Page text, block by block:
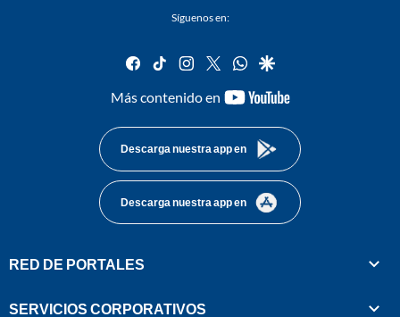
Síguenos en:
facebook
tiktok instagram
twitterwhatsapp
google
Más contenido en
youtube-
Descarga nuestra app en
Descarga nuestra app en
RED DE PORTALES
SERVICIOS CORPORATIVOS